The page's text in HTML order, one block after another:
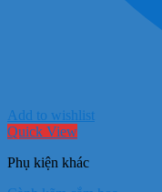
Add to wishlist
Quick View
Phụ kiện khác